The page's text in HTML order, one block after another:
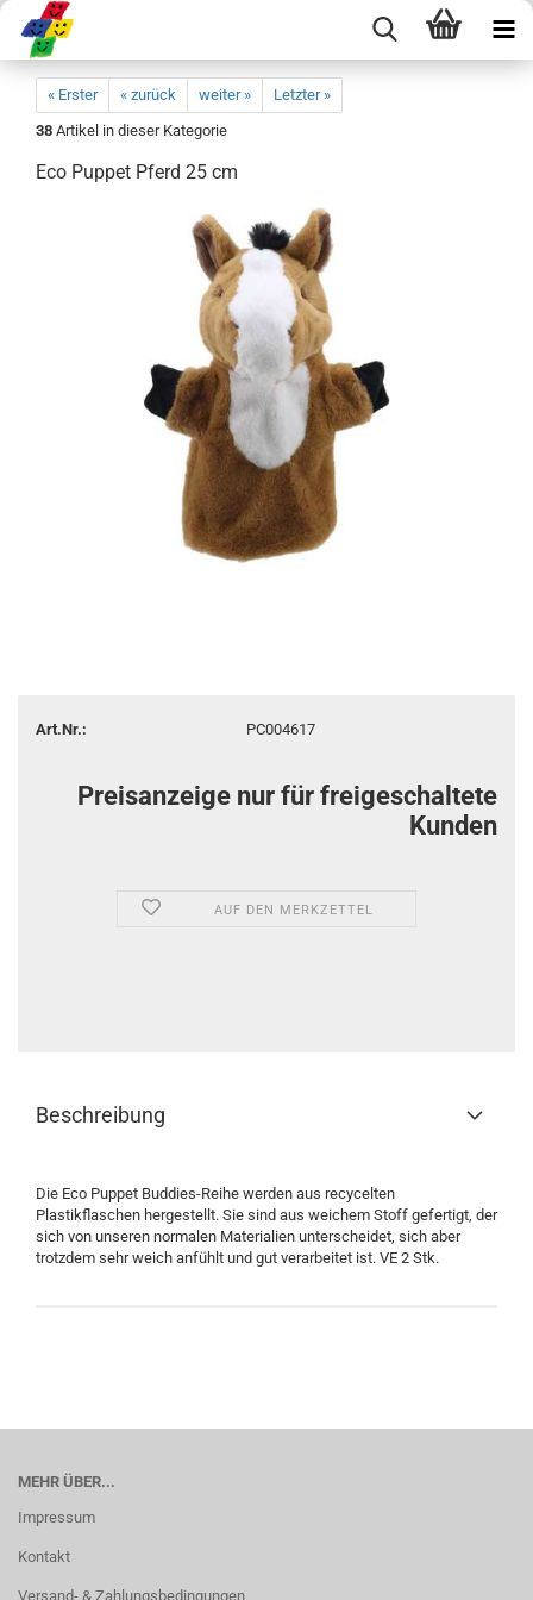
« Erster « zurück weiter »
Letzter »
38 Artikel in dieser Kategorie
Eco Puppet Pferd 25 cm
Art.Nr.: PC004617
Preisanzeige nur für freigeschaltete
Kunden
AUF DEN MERKZETTEL
Beschreibung
Die Eco Puppet Buddies-Reihe werden aus recycelten
Plastikflaschen hergestellt. Sie sind aus weichem Stoff gefertigt, der
sich von unseren normalen Materialien unterscheidet, sich aber
trotzdem sehr weich anfühlt und gut verarbeitet ist. VE 2 Stk.
MEHR ÜBER...
Impressum
Kontakt
Versand- & Zahlungsbedingungen